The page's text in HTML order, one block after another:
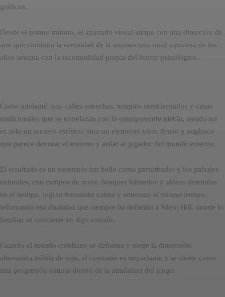
gráficos.
Desde el primer minuto, el apartado visual atrapa con una dirección de
arte que combina la serenidad de la arquitectura rural japonesa de los
años sesenta con la incomodidad propia del horror psicológico.
Como adelanté, hay calles estrechas, templos semiderruidos y casas
tradicionales que se entrelazan con la omnipresente niebla, siendo no
es solo un recurso estético, sino un elemento vivo, denso y orgánico
que parece devorar el entorno y aislar al jugador del mundo exterior.
El resultado es un escenario tan bello como perturbador y los paisajes
naturales, con campos de arroz, bosques húmedos y aldeas detenidas
en el tiempo, logran transmitir calma y amenaza al mismo tiempo,
reforzando esa dualidad que siempre ha definido a Silent Hill, donde lo
familiar se convierte en algo extraño.
Cuando el mundo cotidiano se deforma y surge la dimensión
alternativa teñida de rojo, el contraste es impactante y se siente como
una progresión natural dentro de la atmósfera del juego.